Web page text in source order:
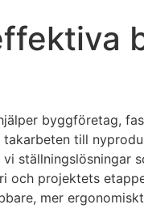
byggföretag,
till
ställningslösningar
och projektets
mer